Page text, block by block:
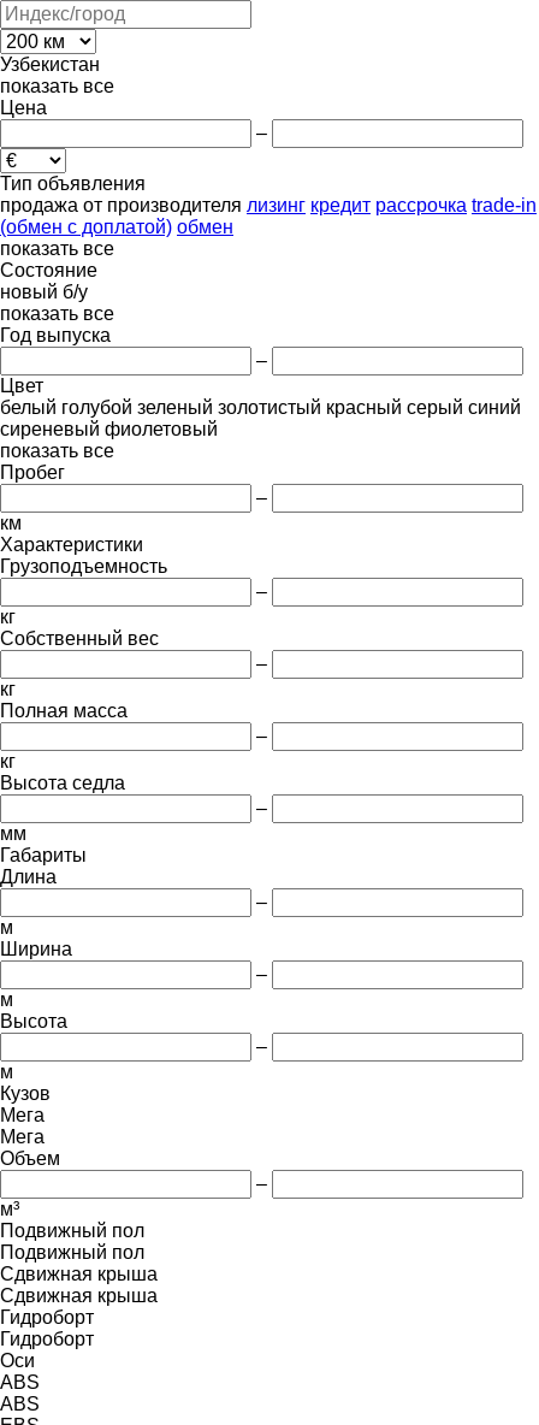
Узбекистан
показать все
Цена
–
Тип объявления
продажа от производителя лизинг кредит рассрочка trade-in
(обмен с доплатой) обмен
показать все
Состояние
новый б/у
показать все
Год выпуска
–
Цвет
белый голубой зеленый золотистый красный серый синий
сиреневый фиолетовый
показать все
Пробег
–
км
Характеристики
Грузоподъемность
–
кг
Собственный вес
–
кг
Полная масса
–
кг
Высота седла
–
мм
Габариты
Длина
–
м
Ширина
–
м
Высота
–
м
Кузов
Мега
Мега
Объем
–
м³
Подвижный пол
Подвижный пол
Сдвижная крыша
Сдвижная крыша
Гидроборт
Гидроборт
Оси
ABS
ABS